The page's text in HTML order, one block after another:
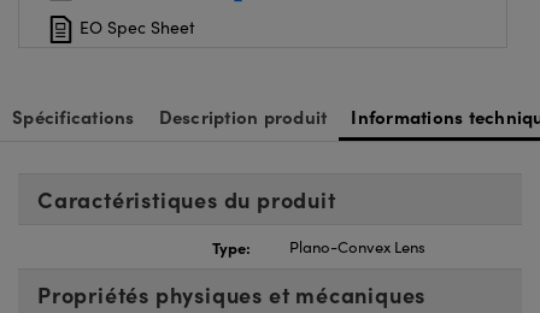
EO Spec Sheet
Spécifications Description produit Informations
Caractéristiques du produit
Type: Plano-Convex Lens
Propriétés physiques et mécaniques